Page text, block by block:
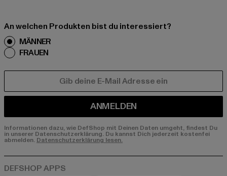
An welchen Produkten bist du interessiert?
MÄNNER
FRAUEN
ANMELDEN
Informationen dazu, wie DefShop mit Deinen Daten umgeht, findest Du
in unserer Datenschutzerklärung. Du kannst Dich jederzeit kostenfei
abmelden. Datenschutzerklärung lesen.